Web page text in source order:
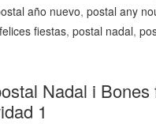
año nuevo,postal any
fiestas,postal nadal,
Nadal i Bones
1